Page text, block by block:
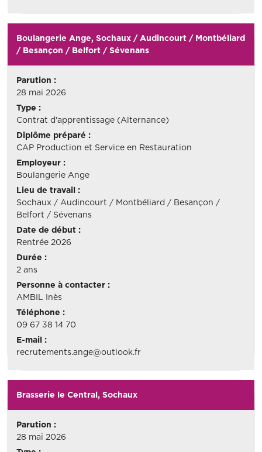
Boulangerie Ange, Sochaux / Audincourt / Montbéliard
/ Besançon / Belfort / Sévenans
Parution :
28 mai 2026
Type :
Contrat d'apprentissage (Alternance)
Diplôme préparé :
CAP Production et Service en Restauration
Employeur :
Boulangerie Ange
Lieu de travail :
Sochaux / Audincourt / Montbéliard / Besançon /
Belfort / Sévenans
Date de début :
Rentrée 2026
Durée :
2 ans
Personne à contacter :
AMBIL Inès
Téléphone :
09 67 38 14 70
E-mail :
recrutements.ange@outlook.fr
Brasserie le Central, Sochaux
Parution :
28 mai 2026